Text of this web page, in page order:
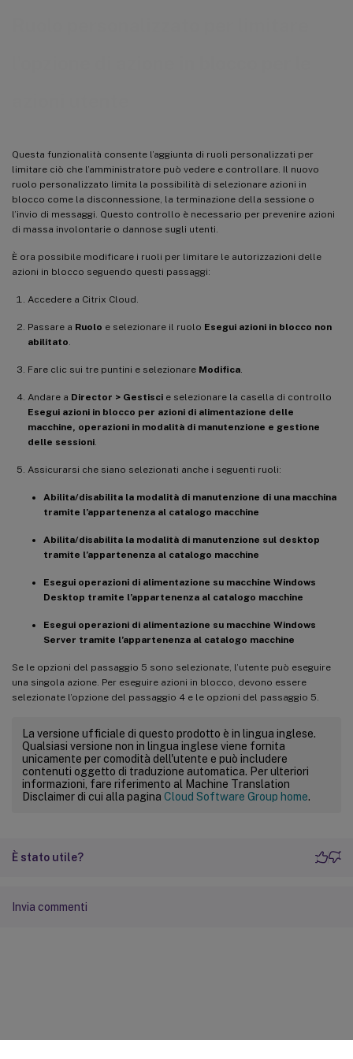
Questa funzionalità consente l’aggiunta di ruoli personalizzati per
limitare ciò che l’amministratore può vedere e controllare. Il nuovo
ruolo personalizzato limita la possibilità di selezionare azioni in
blocco come la disconnessione, la terminazione della sessione o
l’invio di messaggi. Questo controllo è necessario per prevenire azioni
di massa involontarie o dannose sugli utenti.
È ora possibile modificare i ruoli per limitare le autorizzazioni delle
azioni in blocco seguendo questi passaggi:
Accedere a Citrix Cloud.
Passare a Ruolo e selezionare il ruolo Esegui azioni in blocco non
abilitato
Fare clic sui tre puntini e selezionare Modifica
Andare a Director > Gestisci e selezionare la casella di controllo
Esegui azioni in blocco per azioni di alimentazione delle
macchine, operazioni in modalità di manutenzione e gestione
delle sessioni
Assicurarsi che siano selezionati anche i seguenti ruoli:
Abilita/disabilita la modalità di manutenzione di una macchina
tramite l’appartenenza al catalogo macchine
Abilita/disabilita la modalità di manutenzione sul desktop
tramite l’appartenenza al catalogo macchine
Esegui operazioni di alimentazione su macchine Windows
Desktop tramite l’appartenenza al catalogo macchine
Esegui operazioni di alimentazione su macchine Windows
Server tramite l’appartenenza al catalogo macchine
Se le opzioni del passaggio 5 sono selezionate, l’utente può eseguire
una singola azione. Per eseguire azioni in blocco, devono essere
selezionate l’opzione del passaggio 4 e le opzioni del passaggio 5.
La versione ufficiale di questo prodotto è in lingua inglese.
Qualsiasi versione non in lingua inglese viene fornita
unicamente per comodità dell'utente e può includere
contenuti oggetto di traduzione automatica. Per ulteriori
informazioni, fare riferimento al Machine Translation
Disclaimer di cui alla pagina Cloud Software Group home.
È stato utile?
Invia commenti